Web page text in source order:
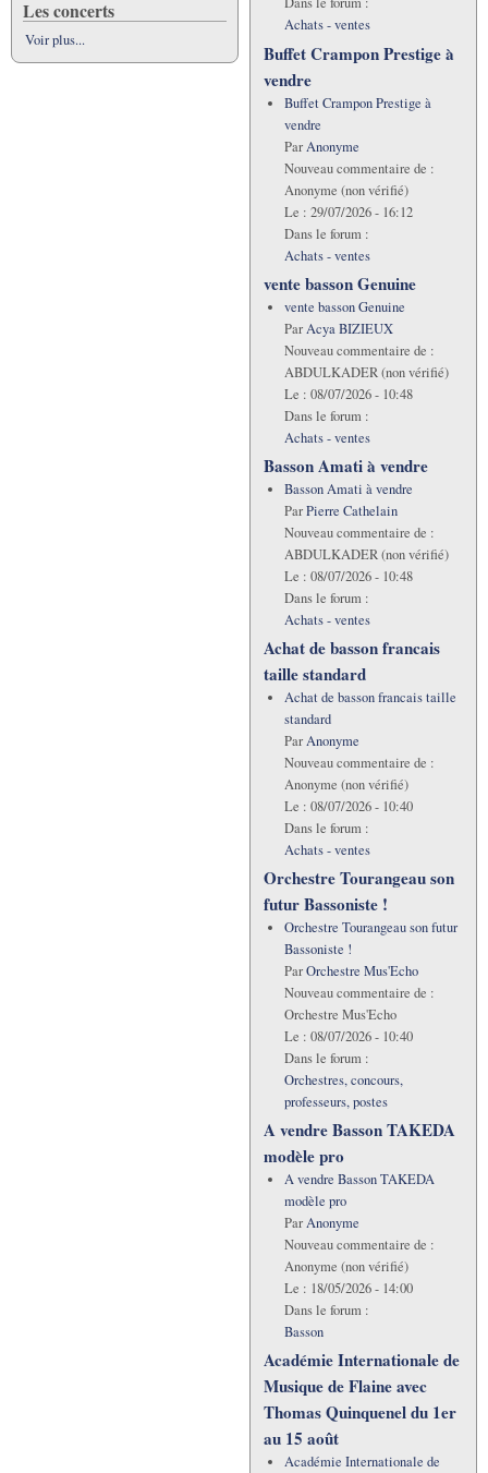
Les concerts
Voir plus...
Achats - ventes
Buffet Crampon Prestige à
vendre
Buffet Crampon Prestige à
vendre
ParAnonyme
Nouveau commentaire de :
Anonyme (non vérifié)
Le : 29/07/2026 - 16:12
Dans le forum :
Achats - ventes
vente basson Genuine
vente basson Genuine
ParAcya BIZIEUX
Nouveau commentaire de :
ABDULKADER (non vérifié)
Le : 08/07/2026 - 10:48
Dans le forum :
Achats - ventes
Basson Amati à vendre
Basson Amati à vendre
ParPierre Cathelain
Nouveau commentaire de :
ABDULKADER (non vérifié)
Le : 08/07/2026 - 10:48
Dans le forum :
Achats - ventes
Achat de basson francais
taille standard
Achat de basson francais taille
standard
ParAnonyme
Nouveau commentaire de :
Anonyme (non vérifié)
Le : 08/07/2026 - 10:40
Dans le forum :
Achats - ventes
Orchestre Tourangeau son
futur Bassoniste !
Orchestre Tourangeau son futur
Bassoniste !
ParOrchestre Mus'Echo
Nouveau commentaire de :
Orchestre Mus'Echo
Le : 08/07/2026 - 10:40
Dans le forum :
Orchestres, concours,
professeurs, postes
A vendre Basson TAKEDA
modèle pro
A vendre Basson TAKEDA
modèle pro
ParAnonyme
Nouveau commentaire de :
Anonyme (non vérifié)
Le : 18/05/2026 - 14:00
Dans le forum :
Basson
Académie Internationale de
Musique de Flaine avec
Thomas Quinquenel du 1er
au 15 août
Académie Internationale de